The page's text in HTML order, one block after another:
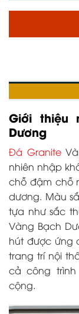
Giới thiệu
Dương
Đá Granite
nhiên nhập
chỗ đậm chỗ
dương. Màu
tựa như sắc
Vàng Bạch
hút được ứng
trang trí nội
cả công
cộng.